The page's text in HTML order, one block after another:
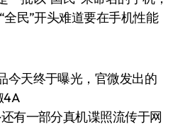
民”开头难道要在手机性能
今天终于曝光，官微发出的
4A
有一部分真机谍照流传于网